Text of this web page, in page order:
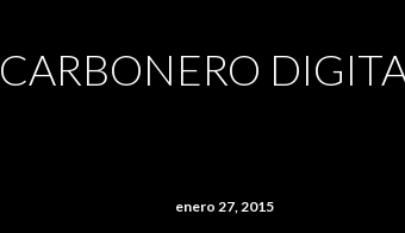
CARBONERO
enero 27, 2015